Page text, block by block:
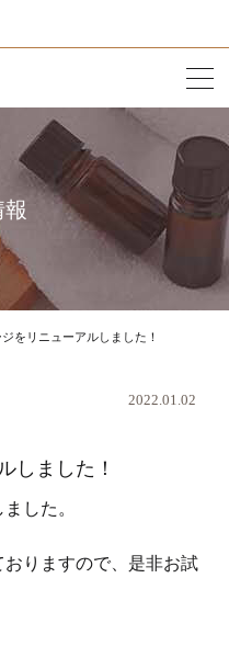
をリニューアルしました！
2022.01.02
しました！
した。
りますので、是非お試